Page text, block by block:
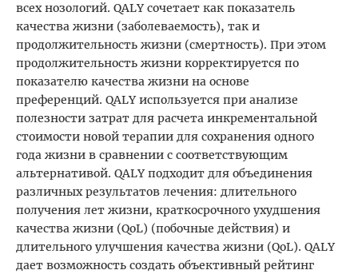
всех нозологий. QALY сочетает как показатель
качества жизни (заболеваемость), так и
продолжительность жизни (смертность). При этом
продолжительность жизни корректируется по
показателю качества жизни на основе
преференций. QALY используется при анализе
полезности затрат для расчета инкрементальной
стоимости новой терапии для сохранения одного
года жизни в сравнении с соответствующим
альтернативой. QALY подходит для объединения
различных результатов лечения: длительного
получения лет жизни, краткосрочного ухудшения
качества жизни (QoL) (побочные действия) и
длительного улучшения качества жизни (QoL). QALY
дает возможность создать объективный рейтинг